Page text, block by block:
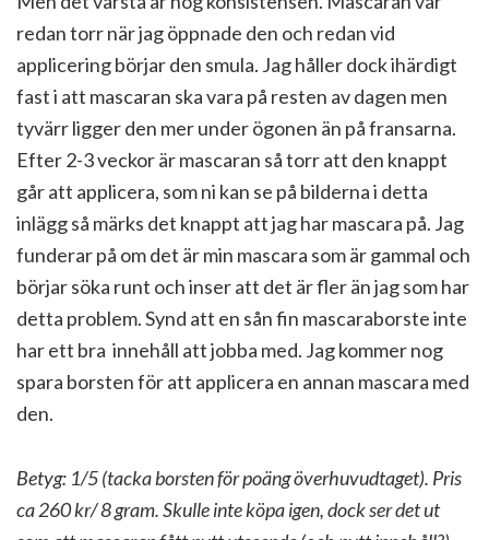
redan torr när jag öppnade den och redan vid
applicering börjar den smula. Jag håller dock ihärdigt
fast i att mascaran ska vara på resten av dagen men
tyvärr ligger den mer under ögonen än på fransarna.
Efter 2-3 veckor är mascaran så torr att den knappt
går att applicera, som ni kan se på bilderna i detta
inlägg så märks det knappt att jag har mascara på. Jag
funderar på om det är min mascara som är gammal och
börjar söka runt och inser att det är fler än jag som har
detta problem. Synd att en sån fin mascaraborste inte
har ett bra innehåll att jobba med. Jag kommer nog
spara borsten för att applicera en annan mascara med
den.
Betyg: 1/5 (tacka borsten för poäng överhuvudtaget). Pris
ca 260 kr/ 8 gram. Skulle inte köpa igen, dock ser det ut